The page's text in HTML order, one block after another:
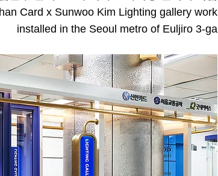
Card x Sunwoo Kim Lighting gallery work
installed in the Seoul metro of Euljiro 3-ga